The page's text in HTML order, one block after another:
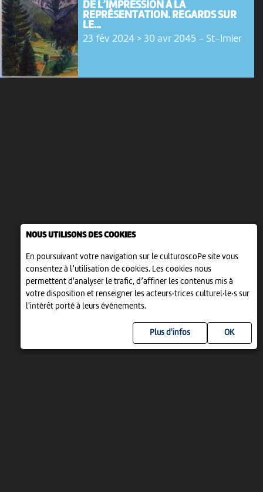
NOUS UTILISONS DES COOKIES
En poursuivant votre navigation sur le culturoscoPe site vous
consentez à l’utilisation de cookies. Les cookies nous
permettent d'analyser le trafic, d’affiner les contenus mis à
votre disposition et renseigner les acteurs·trices culturel·le·s sur
l'intérêt porté à leurs événements.
Plus d'infos
DE L’IMPRESSION À LA
REPRÉSENTATION. REGARDS SUR
LE...
23 fév 2024 > 30 avr 2045 - St-Imier